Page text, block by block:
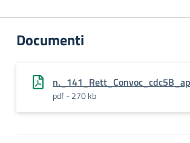
Documenti
pdf - 270 kb